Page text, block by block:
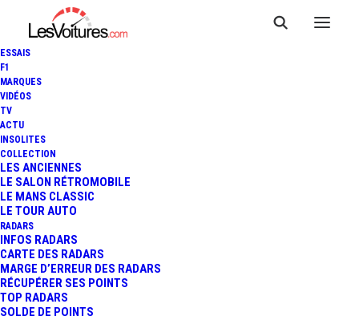
ESSAIS
F1
MARQUES
VIDÉOS
TV
ACTU
INSOLITES
COLLECTION
LES ANCIENNES
LE SALON RÉTROMOBILE
LE MANS CLASSIC
LE TOUR AUTO
RADARS
INFOS RADARS
CARTE DES RADARS
MARGE D’ERREUR DES RADARS
RÉCUPÉRER SES POINTS
TOP RADARS
SOLDE DE POINTS
JAGUAR : LA MARQUE VA
DEVENIR 100% ÉLECTRIQUE
2 Minutes